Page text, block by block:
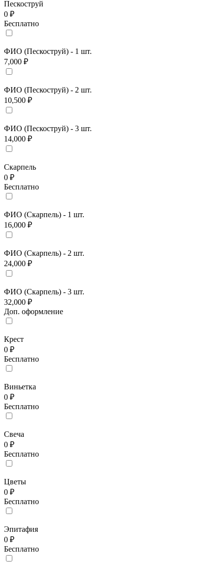
Пескоструй
0 ₽
Бесплатно
ФИО (Пескоструй) - 1 шт.
7,000 ₽
ФИО (Пескоструй) - 2 шт.
10,500 ₽
ФИО (Пескоструй) - 3 шт.
14,000 ₽
Скарпель
0 ₽
Бесплатно
ФИО (Скарпель) - 1 шт.
16,000 ₽
ФИО (Скарпель) - 2 шт.
24,000 ₽
ФИО (Скарпель) - 3 шт.
32,000 ₽
Доп. оформление
Крест
0 ₽
Бесплатно
Виньетка
0 ₽
Бесплатно
Свеча
0 ₽
Бесплатно
Цветы
0 ₽
Бесплатно
Эпитафия
0 ₽
Бесплатно